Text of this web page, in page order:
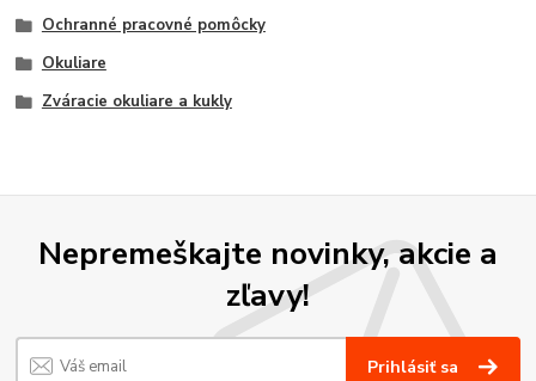
Ochranné pracovné pomôcky
Okuliare
Zváracie okuliare a kukly
Nepremeškajte novinky, akcie a
zľavy!
Prihlásiť sa